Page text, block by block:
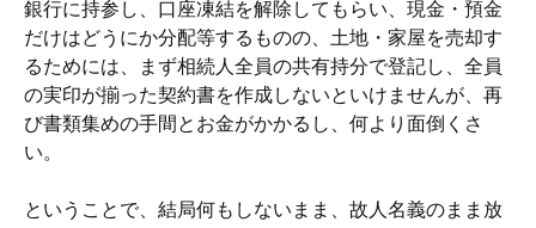
銀行に持参し、口座凍結を解除してもらい、現金・預金
だけはどうにか分配等するものの、土地・家屋を売却す
るためには、まず相続人全員の共有持分で登記し、全員
の実印が揃った契約書を作成しないといけませんが、再
び書類集めの手間とお金がかかるし、何より面倒くさ
い。
ということで、結局何もしないまま、故人名義のまま放